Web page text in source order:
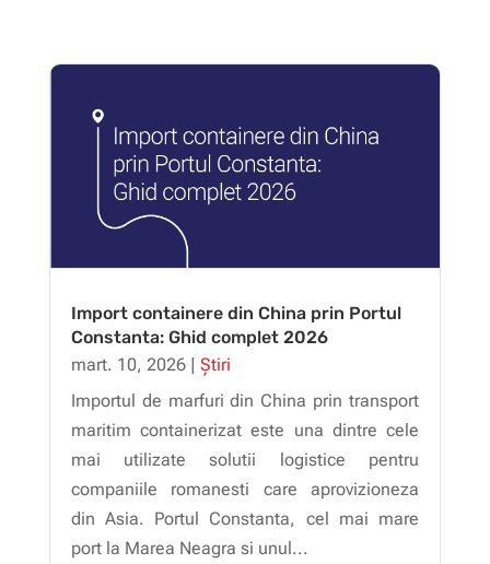
Import containere din China prin Portul
Constanta: Ghid complet 2026
mart. 10, 2026| Știri
Importul de marfuri din China prin transport
maritim containerizat este una dintre cele
mai utilizate solutii logistice pentru
companiile romanesti care aprovizioneza
din Asia. Portul Constanta, cel mai mare
port la Marea Neagra si unul...